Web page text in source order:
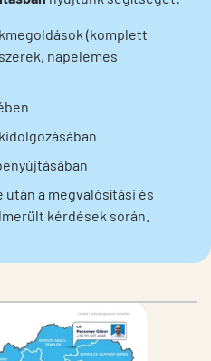
(komplett
napelemes
után a megvalósítási és
kérdések során.